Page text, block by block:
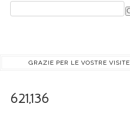
GRAZIE PER LE VOSTRE VISITE
621,136